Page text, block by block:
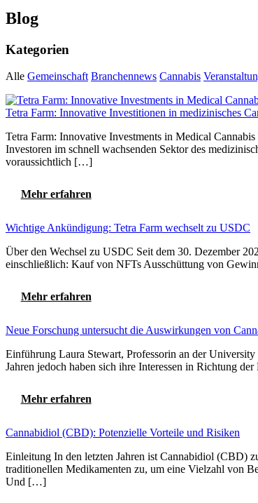
Blog
Kategorien
Alle Gemeinschaft Branchennews Cannabis
Tetra Farm: Innovative Investitionen in medizinisches
Tetra Farm: Innovative Investments in Medical
Investoren im schnell wachsenden Sektor des
voraussichtlich […]
Mehr erfahren
Wichtige Ankündigung: Tetra Farm wechselt zu USDC
Über den Wechsel zu USDC Seit dem 30. Dezember
einschließlich: Kauf von NFTs Ausschüttung von
Mehr erfahren
Neue Forschung untersucht die Auswirkungen von
Einführung Laura Stewart, Professorin an der
Jahren jedoch haben sich ihre Interessen in Richtung
Mehr erfahren
Cannabidiol (CBD): Potenzielle Vorteile und Risiken
Einleitung In den letzten Jahren ist Cannabidiol (CBD)
traditionellen Medikamenten zu, um eine Vielzahl von
Und […]